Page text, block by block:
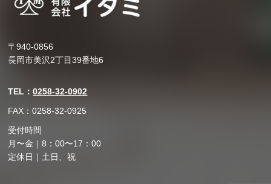
〒940-0856
長岡市美沢2丁目39番地6
TEL：0258-32-0902
FAX：0258-32-0925
受付時間
月〜金｜8：00〜17：00
定休日｜土日、祝